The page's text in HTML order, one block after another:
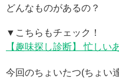
どんなものがあるの？
▼こちらもチェック！
【趣味探し診断】 忙しい
今回のちょいたつ(ちょい